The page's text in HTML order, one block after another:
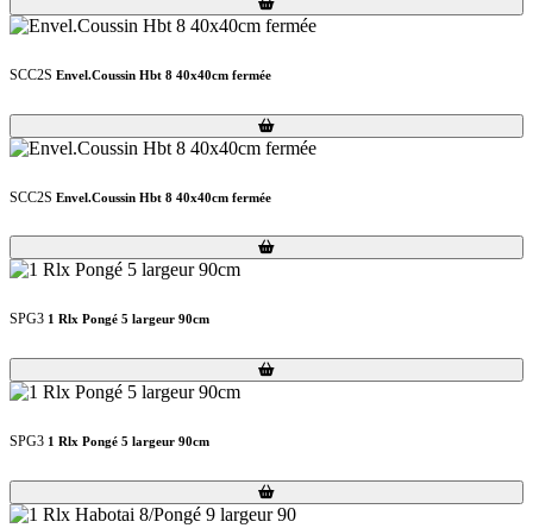
SCC2S Envel.Coussin Hbt 8 40x40cm fermée
Loading...
Loading...
SCC2S Envel.Coussin Hbt 8 40x40cm fermée
Loading...
Loading...
SPG3 1 Rlx Pongé 5 largeur 90cm
Loading...
Loading...
SPG3 1 Rlx Pongé 5 largeur 90cm
Loading...
Loading...